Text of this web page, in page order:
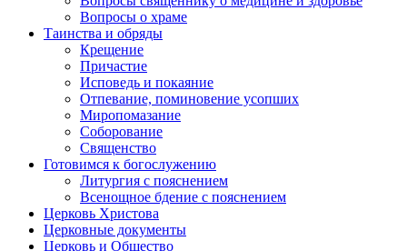
Вопросы о храме
Таинства и обряды
Крещение
Причастие
Исповедь и покаяние
Отпевание, поминовение усопших
Миропомазание
Соборование
Священство
Готовимся к богослужению
Литургия с пояснением
Всенощное бдение с пояснением
Церковь Христова
Церковные документы
Церковь и Общество